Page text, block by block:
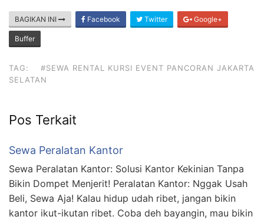
BAGIKAN INI Facebook Twitter Google+
Buffer
TAG:
#SEWA RENTAL KURSI EVENT PANCORAN JAKARTA
SELATAN
Pos Terkait
Sewa Peralatan Kantor
Sewa Peralatan Kantor: Solusi Kantor Kekinian Tanpa
Bikin Dompet Menjerit! Peralatan Kantor: Nggak Usah
Beli, Sewa Aja! Kalau hidup udah ribet, jangan bikin
kantor ikut-ikutan ribet. Coba deh bayangin, mau bikin